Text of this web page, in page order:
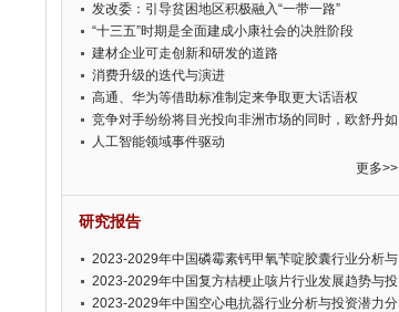
投资前景预测报告
发改委：引导贫困地区积极融入“一带一路”
“十三五”时期是全面建成小康社会的决胜阶段
建材企业可走创新和研发的道路
消费升级的迭代与演进
高通、华为等借助标准制定来争取更大话语权
竞争对手纷纷将目光投向非洲市场的同时，欧舒丹如
此淡定，难道就真的不怕丧失先机吗?
人工智能领域事件驱动
更多>>
研究报告
2023-2029年中国磷霉素钙甲氧苄啶胶囊行业分析与
投资可行性报告
2023-2029年中国复方桔梗止咳片行业发展趋势与投
资潜力分析报告
2023-2029年中国空心电抗器行业分析与投资潜力分